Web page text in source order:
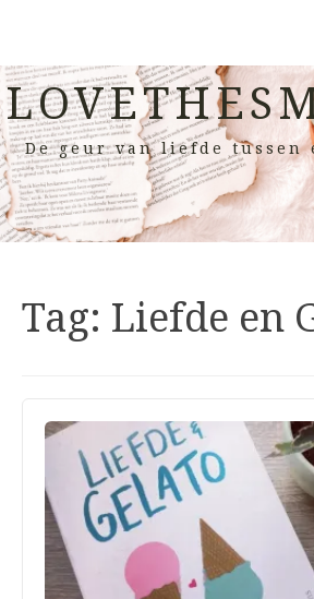
De geur van liefde tussen
Tag: Liefde en